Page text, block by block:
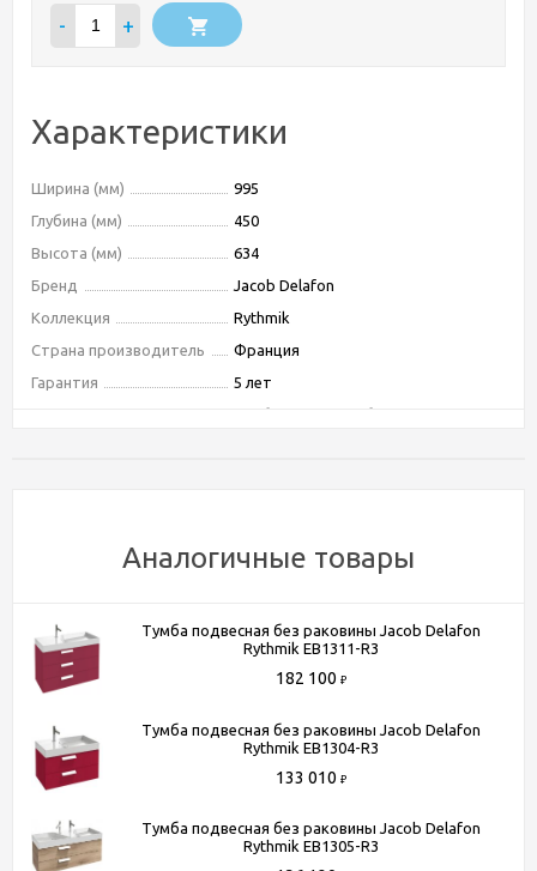
- +
Характеристики
Ширина (мм)
995
Глубина (мм)
450
Высота (мм)
634
Бренд
Jacob Delafon
Коллекция
Rythmik
Страна производитель
Франция
Гарантия
5 лет
Бельевая корзина
Угловая конструкция
Нет
Цвет
красный
Способы получения товара:
- Самовывоз из шоу-рума по адресу Киевское шоссе, 500
метров от МКАД. БП "Румянцево", корпус В, этаж 2,
павильон 205В
Аналогичные товары
Тумба подвесная без раковины Jacob Delafon
Rythmik EB1311-R3
182 100 ₽
Тумба подвесная без раковины Jacob Delafon
Rythmik EB1304-R3
133 010 ₽
Тумба подвесная без раковины Jacob Delafon
Rythmik EB1305-R3